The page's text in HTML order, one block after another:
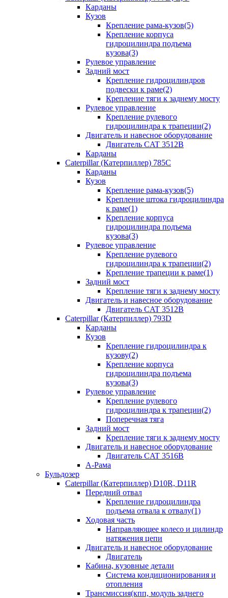
Карданы
Кузов
Крепление рама-кузов(5)
Крепление корпуса
гидроцилиндра подъема
кузова(3)
Рулевое управление
Задний мост
Крепление гидроцилиндров
подвески к раме(2)
Крепление тяги к заднему мосту
Рулевое управление
Крепление рулевого
гидроцилиндра к трапеции(2)
Двигатель и навесное оборудование
Двигатель CAT 3512B
Карданы
Caterpillar (Катерпиллер) 785C
Карданы
Кузов
Крепление рама-кузов(5)
Крепление штока гидроцилиндра
к раме(1)
Крепление корпуса
гидроцилиндра подъема
кузова(3)
Рулевое управление
Крепление рулевого
гидроцилиндра к трапеции(2)
Крепление трапеции к раме(1)
Задний мост
Крепление тяги к заднему мосту
Двигатель и навесное оборудование
Двигатель CAT 3512B
Caterpillar (Катерпиллер) 793D
Карданы
Кузов
Крепление гидроцилиндра к
кузову(2)
Крепление корпуса
гидроцилиндра подъема
кузова(3)
Рулевое управление
Крепление рулевого
гидроцилиндра к трапеции(2)
Поперечная тяга
Задний мост
Крепление тяги к заднему мосту
Двигатель и навесное оборудование
Двигатель CAT 3516B
А-Рама
Бульдозер
Caterpillar (Катерпиллер) D10R, D11R
Передний отвал
Крепление гидроцилиндра
подъема отвала к отвалу(1)
Ходовая часть
Направляющее колесо и цилиндр
натяжения цепи
Двигатель и навесное оборудование
Двигатель
Кабина, кузовные детали
Система кондиционирования и
отопления
Трансмиссия(кпп, модуль заднего